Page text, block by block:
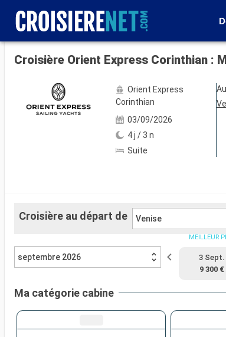
Voir les 58 autres photos
Croisière Orient Express Corinthian :
Orient Express
Corinthian
03/09/2026
4 j / 3 n
Suite
Croisière au départ de Venise
septembre 2026
MEILLEUR
3 Sept.
9 300 €
Ma catégorie cabine